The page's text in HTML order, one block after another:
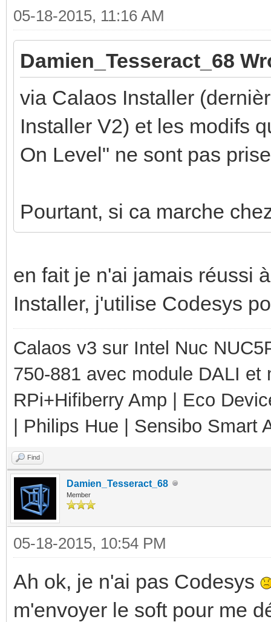
05-18-2015, 11:16 AM
Damien_Tesseract_68
via Calaos Installer
Installer V2) et les modifs
On Level" ne sont pas
Pourtant, si ca marche
en fait je n'ai jamais réussi
Installer, j'utilise Codesys
Calaos v3 sur Intel Nuc
750-881 avec module DALI
RPi+Hifiberry Amp | Eco
| Philips Hue | Sensibo Smart
Find
Damien_Tesseract_68
Member
05-18-2015, 10:54 PM
Ah ok, je n'ai pas Codesys
m'envoyer le soft pour me